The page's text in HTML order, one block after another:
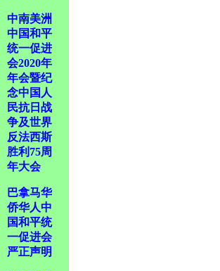
中南美洲
中国和平
统一促进
会2020年
年会暨纪
念中国人
民抗日战
争及世界
反法西斯
胜利75周
年大会
巴拿马华
侨华人中
国和平统
一促进会
严正声明